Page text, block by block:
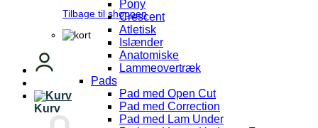
Tilbage til shoppen
Kurv
Pony
Crescent
Atletisk
Islænder
Anatomiske
Lammeovertræk
Pads
Pad med Open Cut
Pad med Correction
Pad med Lam Under